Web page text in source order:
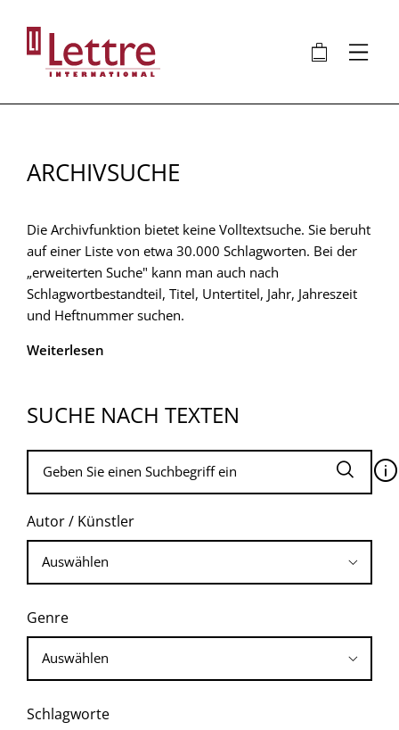
Inhalt
🛍 ⋮
ARCHIVSUCHE
Die Archivfunktion bietet keine Volltextsuche. Sie beruht
auf einer Liste von etwa 30.000 Schlagworten. Bei der
„erweiterten Suche" kann man auch nach
Schlagwortbestandteil, Titel, Untertitel, Jahr, Jahreszeit
und Heftnummer suchen.
Weiterlesen
SUCHE NACH TEXTEN
🛈
Autor / Künstler
Genre
Schlagworte